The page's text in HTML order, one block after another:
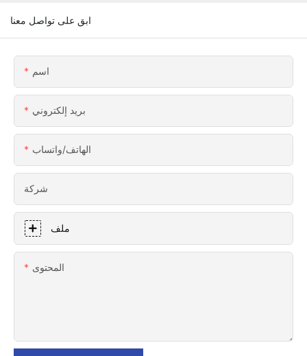
ابق على تواصل معنا
اسم
بريد إلكتروني
الهاتف/واتساب
شركة
ملف
المحتوى